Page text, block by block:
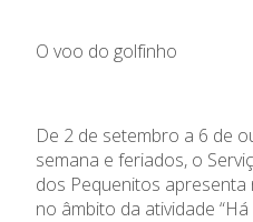
O voo do golfinho
De 2 de setembro a 6 de
semana e feriados, o
dos Pequenitos
no âmbito da atividade